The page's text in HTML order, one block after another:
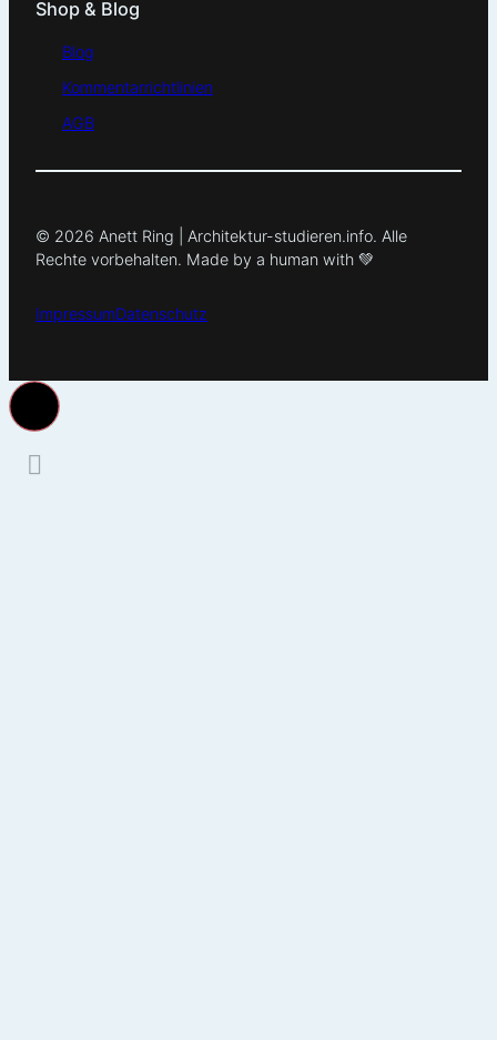
Shop & Blog
Blog
Kommentarrichtlinien
AGB
© 2026 Anett Ring | Architektur-studieren.info. Alle
Rechte vorbehalten. Made by a human with 💚
ImpressumDatenschutz